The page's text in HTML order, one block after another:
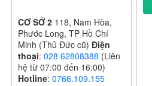
CƠ SỞ 2 118, Nam Hòa,
Phước Long, TP Hồ Chí
Minh (Thủ Đức cũ) Điện
thoại:028 62808388 (Liên
hệ từ 07:00 đến 16:00)
Hotline:0766.109.155